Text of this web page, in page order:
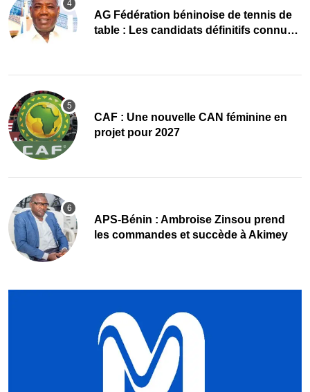
AG Fédération béninoise de tennis de
table : Les candidats définitifs connus,
CAF : Une nouvelle CAN féminine en
projet pour 2027
APS-Bénin : Ambroise Zinsou prend
les commandes et succède à Akimey